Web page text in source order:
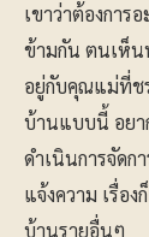
เขาว่าต้องการ
ข้ามกัน ตนเห็
อยู่กับคุณแม่ที่ช
บ้านแบบนี้ อยา
ดำเนินการจัดก
แจ้งความ เรื่อ
บ้านรายอื่นๆ